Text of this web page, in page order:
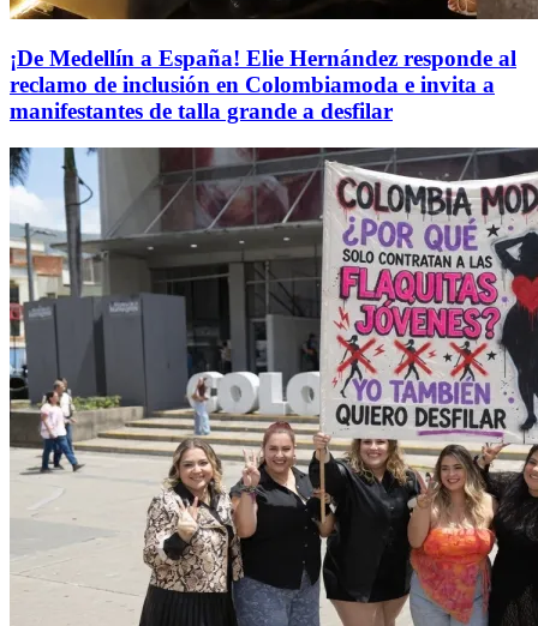
¡De Medellín a España! Elie Hernández responde al
reclamo de inclusión en Colombiamoda e invita a
manifestantes de talla grande a desfilar